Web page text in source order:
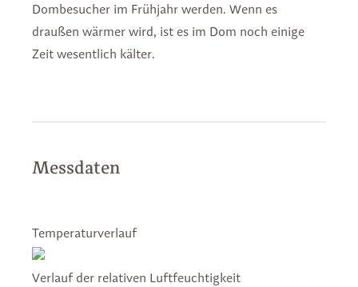
Dombesucher im Frühjahr werden. Wenn es
draußen wärmer wird, ist es im Dom noch einige
Zeit wesentlich kälter.
Messdaten
Temperaturverlauf
Verlauf der relativen Luftfeuchtigkeit